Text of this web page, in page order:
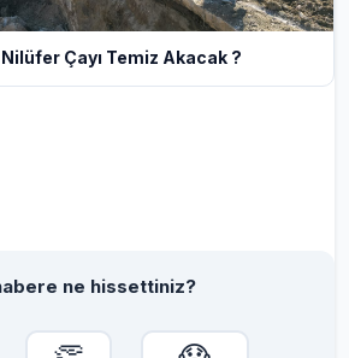
Çayı Temiz Akacak ?
ne hissettiniz?